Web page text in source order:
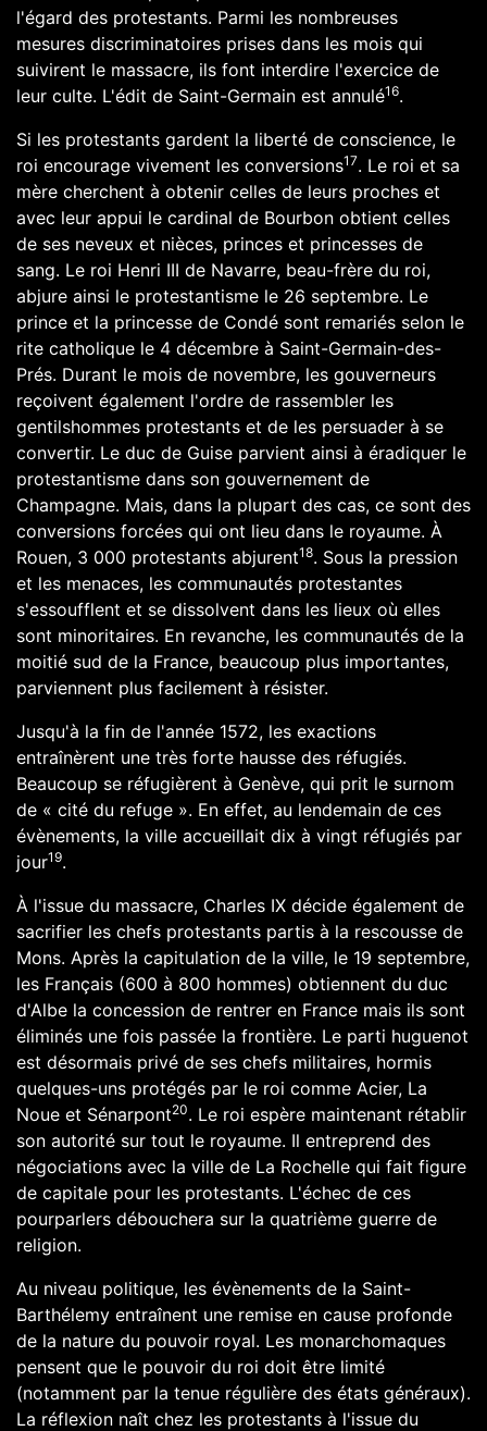
l'égard des protestants. Parmi les nombreuses
mesures discriminatoires prises dans les mois qui
suivirent le massacre, ils font interdire l'exercice de
leur culte. L'édit de Saint-Germain est annulé16.
Si les protestants gardent la liberté de conscience, le
roi encourage vivement les conversions17. Le roi et sa
mère cherchent à obtenir celles de leurs proches et
avec leur appui le cardinal de Bourbon obtient celles
de ses neveux et nièces, princes et princesses de
sang. Le roi Henri III de Navarre, beau-frère du roi,
abjure ainsi le protestantisme le 26 septembre. Le
prince et la princesse de Condé sont remariés selon le
rite catholique le 4 décembre à Saint-Germain-des-
Prés. Durant le mois de novembre, les gouverneurs
reçoivent également l'ordre de rassembler les
gentilshommes protestants et de les persuader à se
convertir. Le duc de Guise parvient ainsi à éradiquer le
protestantisme dans son gouvernement de
Champagne. Mais, dans la plupart des cas, ce sont des
conversions forcées qui ont lieu dans le royaume. À
Rouen, 3 000 protestants abjurent18. Sous la pression
et les menaces, les communautés protestantes
s'essoufflent et se dissolvent dans les lieux où elles
sont minoritaires. En revanche, les communautés de la
moitié sud de la France, beaucoup plus importantes,
parviennent plus facilement à résister.
Jusqu'à la fin de l'année 1572, les exactions
entraînèrent une très forte hausse des réfugiés.
Beaucoup se réfugièrent à Genève, qui prit le surnom
de « cité du refuge ». En effet, au lendemain de ces
évènements, la ville accueillait dix à vingt réfugiés par
jour19.
À l'issue du massacre, Charles IX décide également de
sacrifier les chefs protestants partis à la rescousse de
Mons. Après la capitulation de la ville, le 19 septembre,
les Français (600 à 800 hommes) obtiennent du duc
d'Albe la concession de rentrer en France mais ils sont
éliminés une fois passée la frontière. Le parti huguenot
est désormais privé de ses chefs militaires, hormis
quelques-uns protégés par le roi comme Acier, La
Noue et Sénarpont20. Le roi espère maintenant rétablir
son autorité sur tout le royaume. Il entreprend des
négociations avec la ville de La Rochelle qui fait figure
de capitale pour les protestants. L'échec de ces
pourparlers débouchera sur la quatrième guerre de
religion.
Au niveau politique, les évènements de la Saint-
Barthélemy entraînent une remise en cause profonde
de la nature du pouvoir royal. Les monarchomaques
pensent que le pouvoir du roi doit être limité
(notamment par la tenue régulière des états généraux).
La réflexion naît chez les protestants à l'issue du